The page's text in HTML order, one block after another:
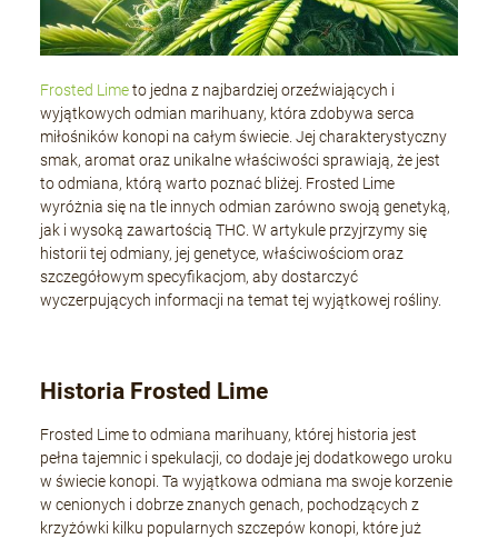
Frosted Limeto jedna z najbardziej orzeźwiających i
wyjątkowych odmian marihuany, która zdobywa serca
miłośników konopi na całym świecie. Jej charakterystyczny
smak, aromat oraz unikalne właściwości sprawiają, że jest
to odmiana, którą warto poznać bliżej. Frosted Lime
wyróżnia się na tle innych odmian zarówno swoją genetyką,
jak i wysoką zawartością THC. W artykule przyjrzymy się
historii tej odmiany, jej genetyce, właściwościom oraz
szczegółowym specyfikacjom, aby dostarczyć
wyczerpujących informacji na temat tej wyjątkowej rośliny.
Historia Frosted Lime
Frosted Lime to odmiana marihuany, której historia jest
pełna tajemnic i spekulacji, co dodaje jej dodatkowego uroku
w świecie konopi. Ta wyjątkowa odmiana ma swoje korzenie
w cenionych i dobrze znanych genach, pochodzących z
krzyżówki kilku popularnych szczepów konopi, które już